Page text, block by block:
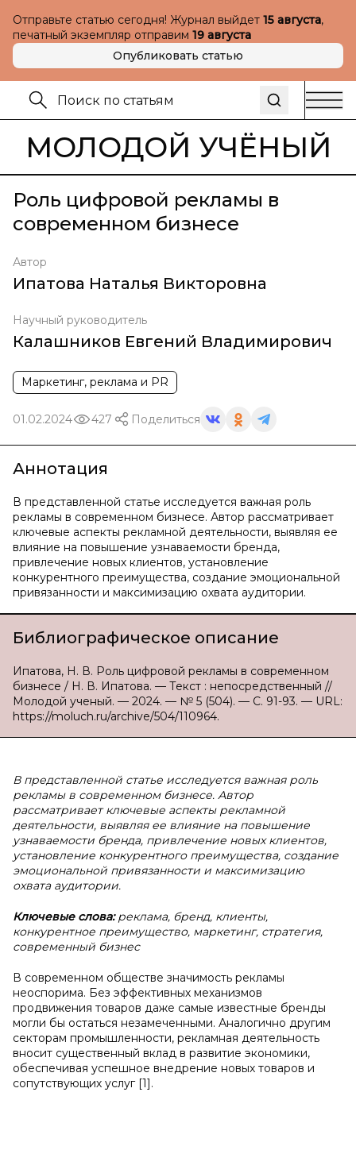
Отправьте статью сегодня! Журнал выйдет 15 августа,
печатный экземпляр отправим 19 августа
Опубликовать статью
МОЛОДОЙ УЧЁНЫЙ
Роль цифровой рекламы в
современном бизнесе
Автор
Ипатова Наталья Викторовна
Научный руководитель
Калашников Евгений Владимирович
Маркетинг, реклама и PR
01.02.2024 427 Поделиться
Аннотация
В представленной статье исследуется важная роль
рекламы в современном бизнесе. Автор рассматривает
ключевые аспекты рекламной деятельности, выявляя ее
влияние на повышение узнаваемости бренда,
привлечение новых клиентов, установление
конкурентного преимущества, создание эмоциональной
привязанности и максимизацию охвата аудитории.
Библиографическое описание
Ипатова, Н. В. Роль цифровой рекламы в современном
бизнесе / Н. В. Ипатова. — Текст : непосредственный //
Молодой ученый. — 2024. — № 5 (504). — С. 91-93. — URL:
https://moluch.ru/archive/504/110964.
В представленной статье исследуется важная роль
рекламы в современном бизнесе. Автор
рассматривает ключевые аспекты рекламной
деятельности, выявляя ее влияние на повышение
узнаваемости бренда, привлечение новых клиентов,
установление конкурентного преимущества, создание
эмоциональной привязанности и максимизацию
охвата аудитории.
Ключевые слова:реклама, бренд, клиенты,
конкурентное преимущество, маркетинг, стратегия,
современный бизнес
В современном обществе значимость рекламы
неоспорима. Без эффективных механизмов
продвижения товаров даже самые известные бренды
могли бы остаться незамеченными. Аналогично другим
секторам промышленности, рекламная деятельность
вносит существенный вклад в развитие экономики,
обеспечивая успешное внедрение новых товаров и
сопутствующих услуг [1].